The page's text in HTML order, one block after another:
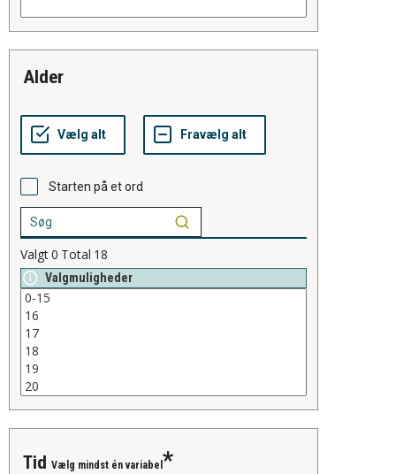
alder
Starten på et ord
Valgt0 Total 18
Valgmuligheder
tid Vælg mindst én variabel